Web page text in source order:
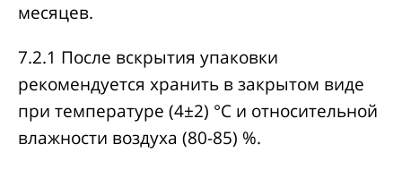
месяцев.
7.2.1 После вскрытия упаковки
рекомендуется хранить в закрытом виде
при температуре (4±2) °С и относительной
влажности воздуха (80-85) %.